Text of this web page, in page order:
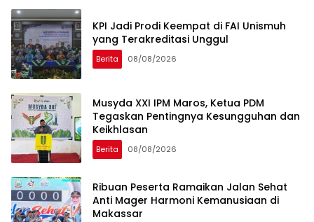
KPI Jadi Prodi Keempat di FAI Unismuh
yang Terakreditasi Unggul
Berita 08/08/2026
Musyda XXI IPM Maros, Ketua PDM
Tegaskan Pentingnya Kesungguhan dan
Keikhlasan
Berita 08/08/2026
Ribuan Peserta Ramaikan Jalan Sehat
Anti Mager Harmoni Kemanusiaan di
Makassar